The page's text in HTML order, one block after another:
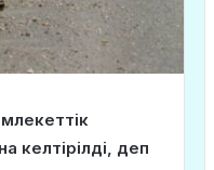
келтірілді, деп